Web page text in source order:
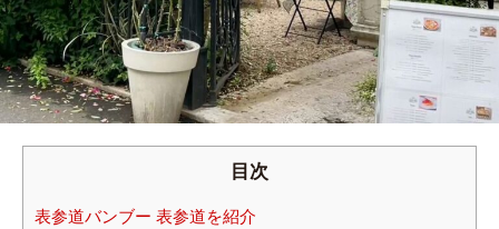
目次
表参道バンブー 表参道を紹介